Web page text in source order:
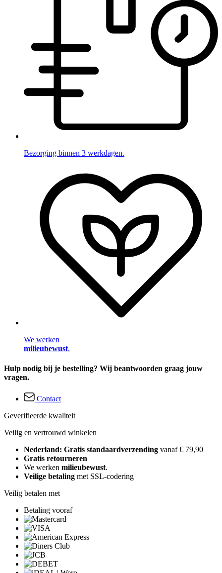
Bezorging binnen 3 werkdagen.
We werken
milieubewust.
Hulp nodig bij je bestelling? Wij beantwoorden graag jouw
vragen.
Contact
Geverifieerde kwaliteit
Veilig en vertrouwd winkelen
Nederland: Gratis standaardverzending vanaf € 79,90
Gratis retourneren
We werken milieubewust.
Veilige betaling met SSL-codering
Veilig betalen met
Betaling vooraf